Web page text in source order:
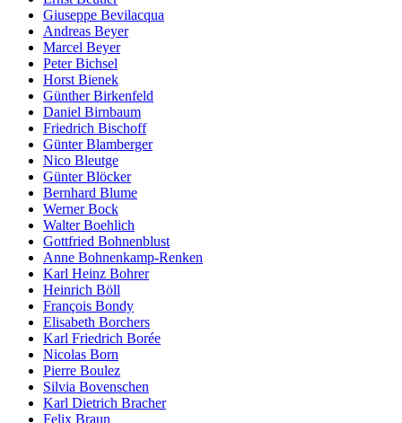
Giuseppe Bevilacqua
Andreas Beyer
Marcel Beyer
Peter Bichsel
Horst Bienek
Günther Birkenfeld
Daniel Birnbaum
Friedrich Bischoff
Günter Blamberger
Nico Bleutge
Günter Blöcker
Bernhard Blume
Werner Bock
Walter Boehlich
Gottfried Bohnenblust
Anne Bohnenkamp-Renken
Karl Heinz Bohrer
Heinrich Böll
François Bondy
Elisabeth Borchers
Karl Friedrich Borée
Nicolas Born
Pierre Boulez
Silvia Bovenschen
Karl Dietrich Bracher
Felix Braun